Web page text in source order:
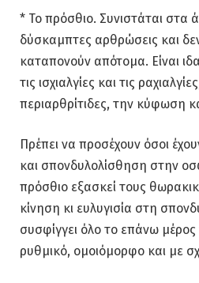
* Το πρόσθιο. Συνιστάται στα
δύσκαμπτες αρθρώσεις και
καταπονούν απότομα. Είναι
τις ισχιαλγίες και τις
περιαρθρίτιδες, την κύφωση
Πρέπει να προσέχουν όσοι
και σπονδυλολίσθηση στην
πρόσθιο εξασκεί τους
κίνηση κι ευλυγισία στη
συσφίγγει όλο το επάνω
ρυθμικό, ομοιόμορφο και με